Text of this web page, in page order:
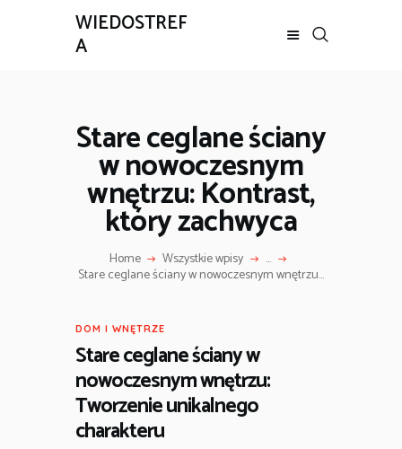
WIEDOSTREF
A
Stare ceglane ściany
w nowoczesnym
wnętrzu: Kontrast,
który zachwyca
Home Wszystkie wpisy ...
Stare ceglane ściany w nowoczesnym wnętrzu...
DOM I WNĘTRZE
Stare ceglane ściany w
nowoczesnym wnętrzu:
Tworzenie unikalnego
charakteru